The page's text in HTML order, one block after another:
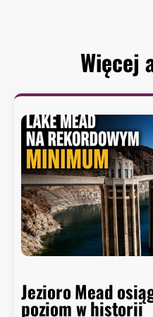
Więcej
Jezioro Mead
poziom w historii